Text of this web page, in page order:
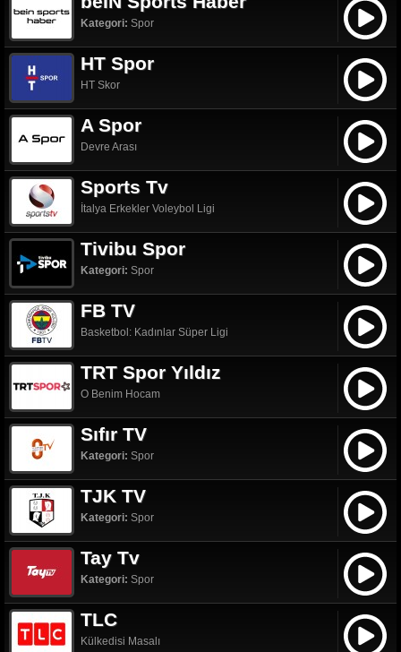
Kategori: Spor
HT Spor
HT Skor
A Spor
Devre Arası
Sports Tv
İtalya Erkekler Voleybol Ligi
Tivibu Spor
Kategori: Spor
FB TV
Basketbol: Kadınlar Süper Ligi
TRT Spor Yıldız
O Benim Hocam
Sıfır TV
Kategori: Spor
TJK TV
Kategori: Spor
Tay Tv
Kategori: Spor
TLC
Külkedisi Masalı